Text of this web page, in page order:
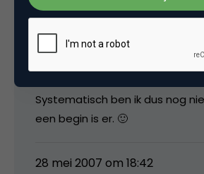
aangeschreven. Bij een grote
van het andere bedrijf wacht ik
Systematisch ben ik dus nog
een begin is er. 🙂
28 mei 2007 om 18:42